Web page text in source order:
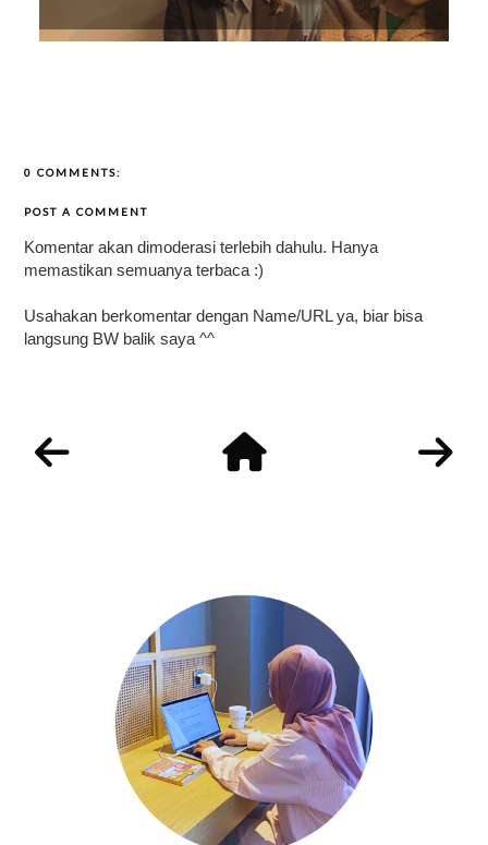
0 COMMENTS:
POST A COMMENT
Komentar akan dimoderasi terlebih dahulu. Hanya
memastikan semuanya terbaca :)
Usahakan berkomentar dengan Name/URL ya, biar bisa
langsung BW balik saya ^^